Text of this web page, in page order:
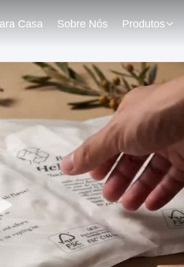
Casa Sobre Nós Produtos